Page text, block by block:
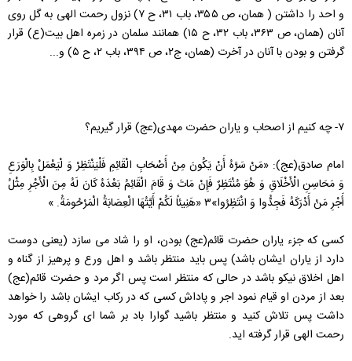
و احد را داشتن ( همان، ص ۳۵۵، باب ۳۱، ح ۷) نزول رحمت الهی به گل روی
آنان (همان، ص ۳۶۳، باب ۳۲، ح ۱۵) همانند سلمان در زمره اهل بیت(ع) قرار
گرفتن و بودن با آنان در آخرت (همان، ج۲، ص ۳۹۴، باب ۲، ح ۵) و...
۷- چه کنیم از اصحاب و یاران حضرت مهدی(عج) قرار گیریم؟
امام صادق(عج): «مَنْ‏ سَرَّهُ‏ أَنْ‏ يَكُونَ‏ مِنْ‏ أَصْحَابِ‏ الْقَائِمِ فَلْيَنْتَظِرْ وَ لْيَعْمَلْ بِالْوَرَعِ
وَ مَحَاسِنِ الْأَخْلَاقِ وَ هُوَ مُنْتَظِرٌ فَإِنْ مَاتَ وَ قَامَ الْقَائِمُ بَعْدَهُ كَانَ لَهُ مِنَ الْأَجْرِ مِثْلُ
أَجْرِ مَنْ أَدْرَكَهُ فَجِدُّوا وَ انْتَظِرُوا»۳ «هَنِيئاً لَكُمْ أَيَّتُهَا الْعِصَابَةُ الْمَرْحُومَةُ. »
کسی که جزء یاران حضرت قائم(عج) بودن، او را شاد می سازد (یعنی دوست
دارد از یاران ایشان باشد) پس باید منتظر باشد و اهل ورع و پرهیز از گناه و
اهل اخلاق نیکو باشد در حالی که منتظر است پس اگر مرد و حضرت قائم(عج)
بعد از مردن او قیام نمود اجر و پاداش کسی که در رکاب ایشان باشد را خواهد
داشت پس تلاش کنید و منتظر باشید گوارا باد بر شما ای گروهی که مورد
رحمت الهی قرار گرفته اید.